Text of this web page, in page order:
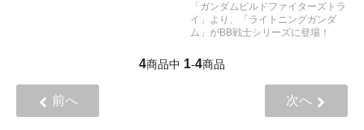
「ガンダムビルドファイターズトラ
イ」より、「ライトニングガンダ
ム」がBB戦士シリーズに登場！
4商品中 1-4商品
前へ 次へ